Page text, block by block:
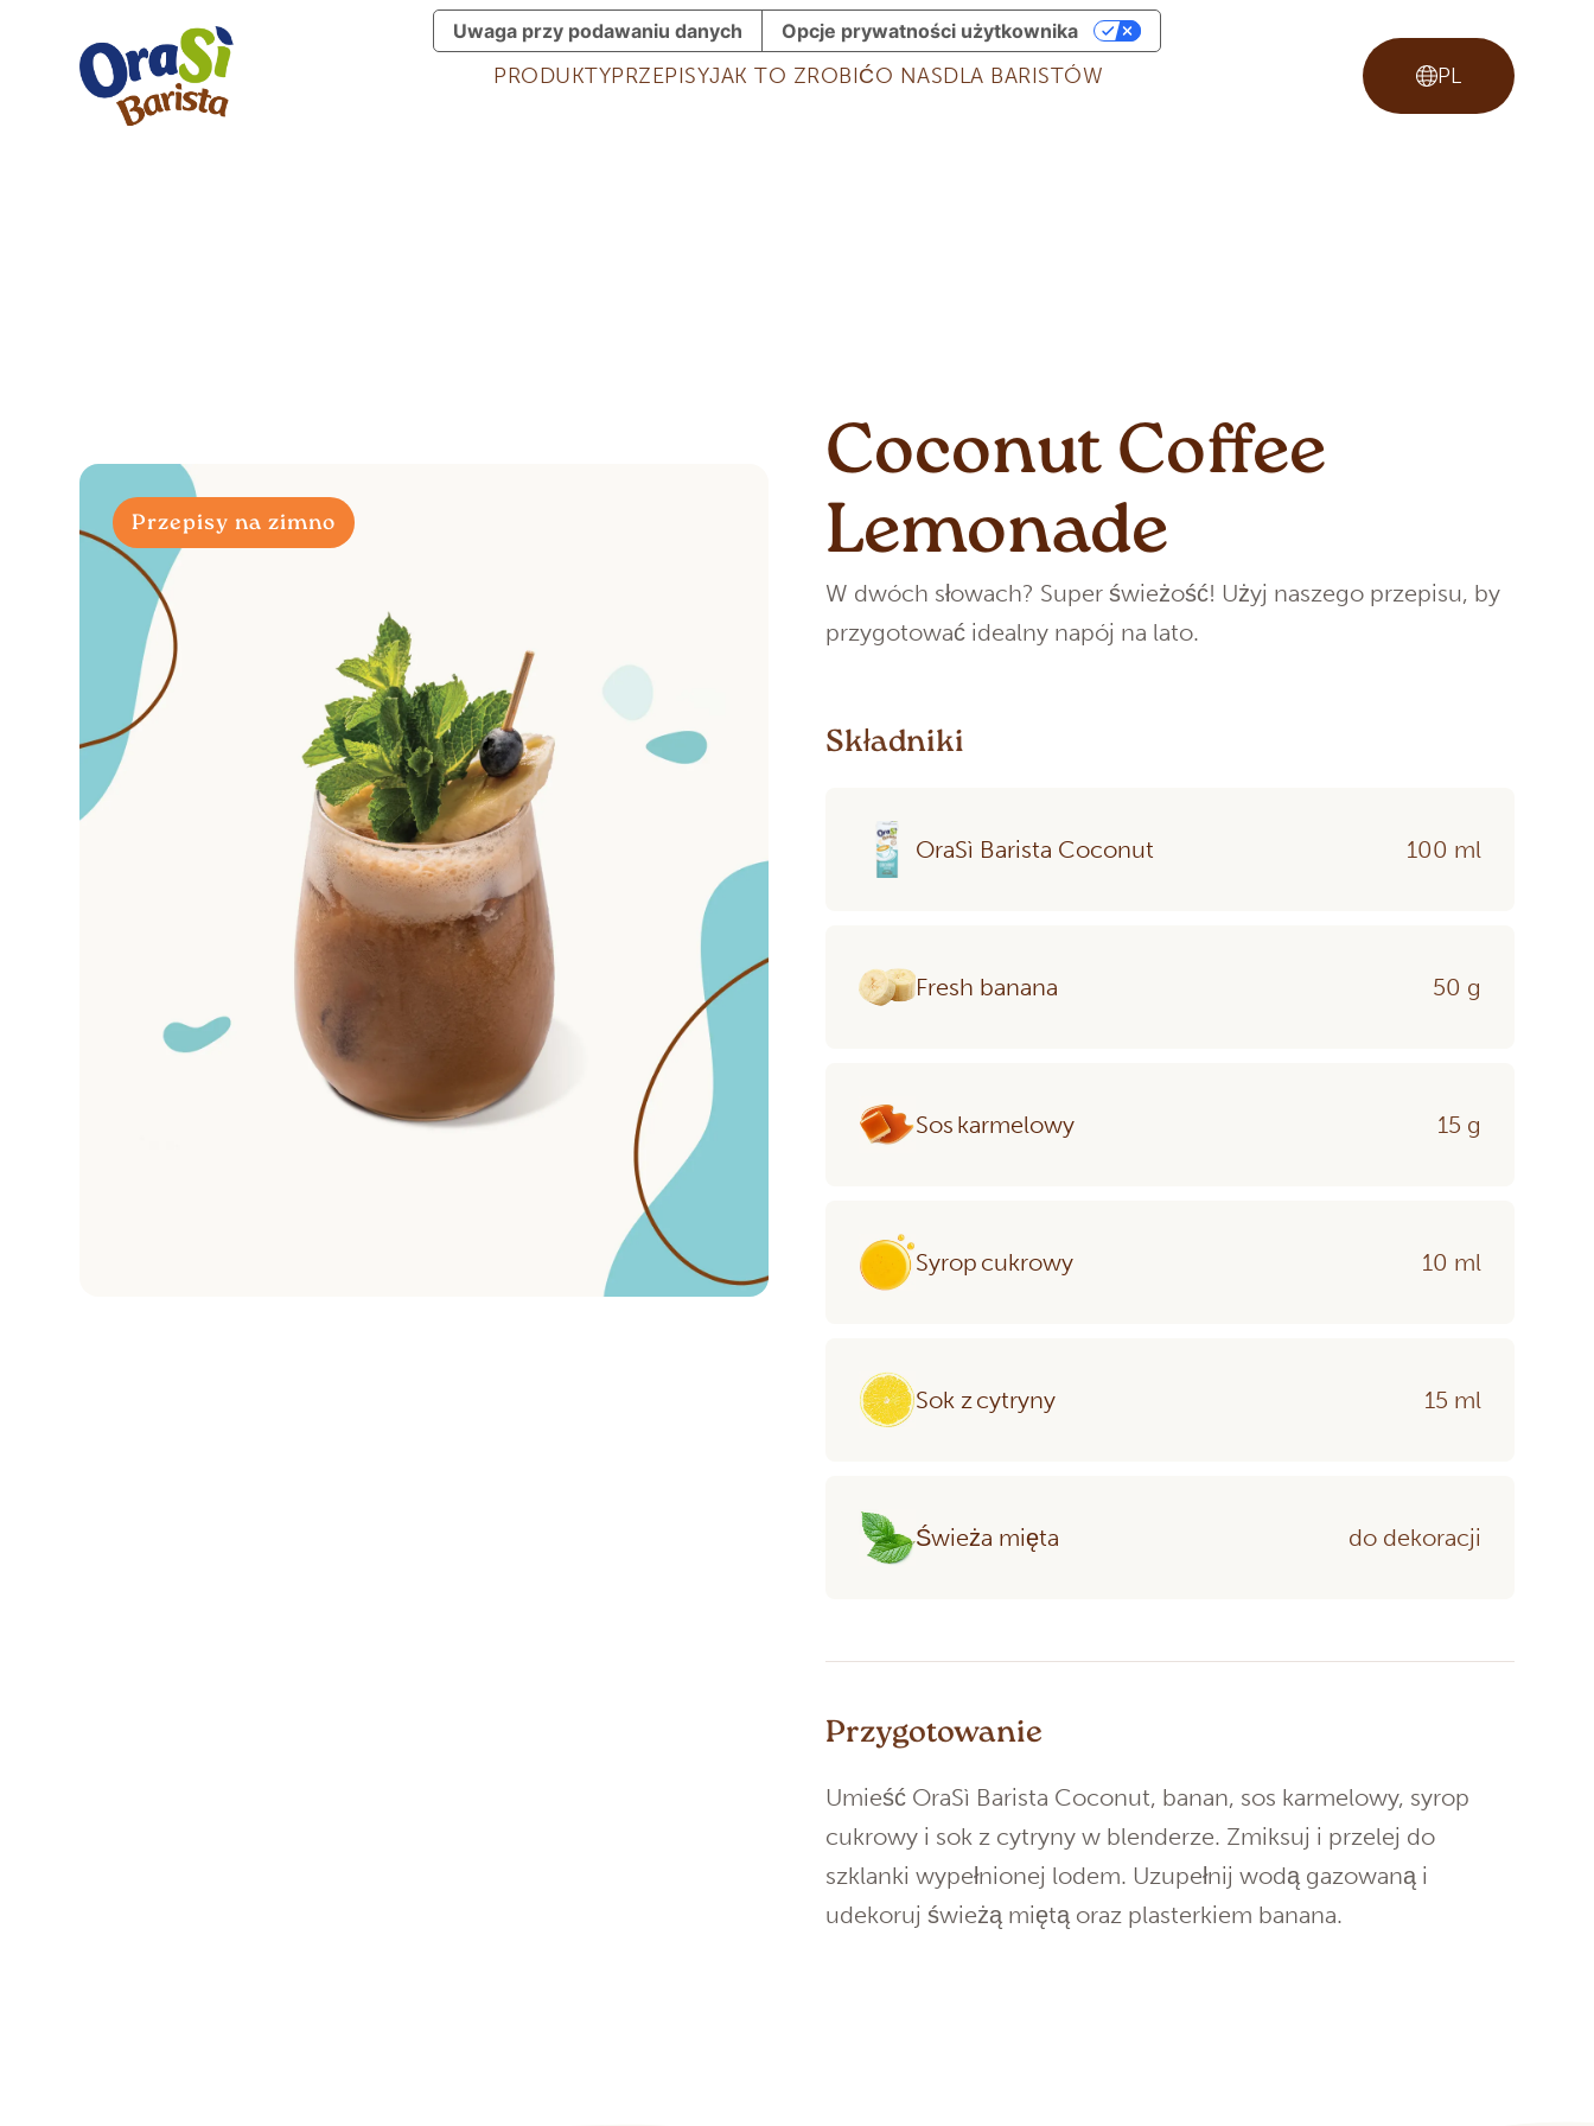
PRODUKTYPRZEPISYJAK TO ZROBIĆO NASDLA BARISTÓW PL
Przepisy na zimno
Coconut Coffee
Lemonade
W dwóch słowach? Super świeżość! Użyj naszego przepisu, by
przygotować idealny napój na lato.
Składniki
OraSì Barista Coconut 100 ml
Fresh banana 50 g
Sos karmelowy 15 g
Syrop cukrowy 10 ml
Sok z cytryny 15 ml
Świeża mięta do dekoracji
Przygotowanie
Umieść OraSì Barista Coconut, banan, sos karmelowy, syrop
cukrowy i sok z cytryny w blenderze. Zmiksuj i przelej do
szklanki wypełnionej lodem. Uzupełnij wodą gazowaną i
udekoruj świeżą miętą oraz plasterkiem banana.
Uwaga przy podawaniu danych Opcje prywatności użytkownika